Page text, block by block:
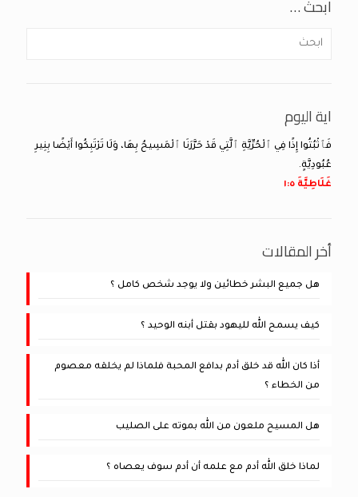
ابحث …
اية اليوم
فَٱثْبُتُوا إِذًا فِي ٱلْحُرِّيَّةِ ٱلَّتِي قَدْ حَرَّرَنَا ٱلْمَسِيحُ بِهَا، وَلَا تَرْتَبِكُوا أَيْضًا بِنِيرِ
عُبُودِيَّةٍ.
غَلَاطِيَّةَ ٥:‏١
أخر المقالات
هل جميع البشر خطائين ولا يوجد شخص كامل ؟
كيف يسمح الله لليهود بقتل أبنه الوحيد ؟
أذا كان الله قد خلق أدم بدافع المحبة فلماذا لم يخلقه معصوم
من الخطاء ؟
هل المسيح ملعون من الله بموته على الصليب
لماذا خلق الله أدم مع علمه أن أدم سوف يعصاه ؟